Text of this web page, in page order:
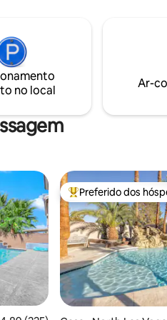
e
a casa
um bairro de luxo.
principal. Nossa
tranquila, isolada e murada.
fazer, incluindo mesa
no local
Ar-
Entre os melhores
Preferido dos